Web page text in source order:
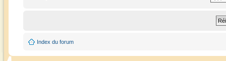
Index du forum